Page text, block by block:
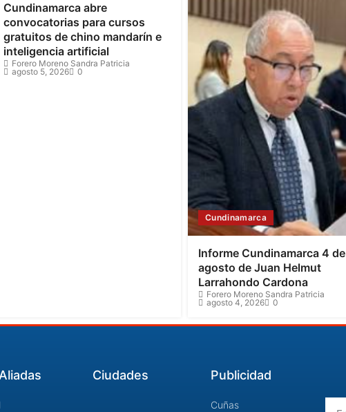
Cundinamarca abre
convocatorias para cursos
gratuitos de chino mandarín e
inteligencia artificial
Forero Moreno Sandra Patricia
agosto 5, 2026
0
Cundinamarca
Informe Cundinamarca 4 de
agosto de Juan Helmut
Larrahondo Cardona
Forero Moreno Sandra Patricia
agosto 4, 2026
0
Ciudades Publicidad
Cuñas